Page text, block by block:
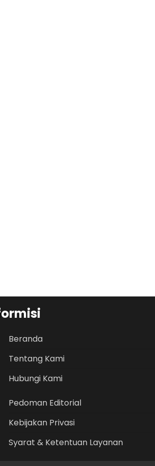
Beranda
Tentang Kami
Hubungi Kami
Pedoman Editorial
Kebijakan Privasi
Syarat & Ketentuan Layanan